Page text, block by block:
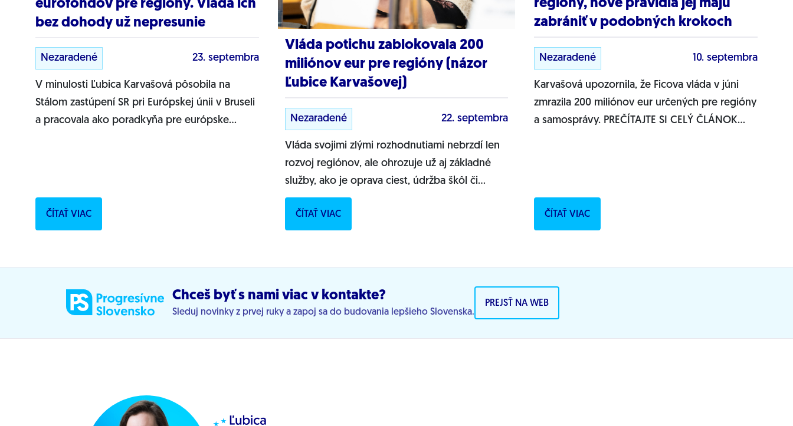
eurofondov pre regióny. Vláda ich
bez dohody už nepresunie
Nezaradené 23. septembra
V minulosti Ľubica Karvašová pôsobila na
Stálom zastúpení SR pri Európskej únii v Bruseli
a pracovala ako poradkyňa pre európske
ČÍTAŤ VIAC
Vláda potichu zablokovala 200
miliónov eur pre regióny (názor
Ľubice Karvašovej)
Nezaradené 22. septembra
Vláda svojimi zlými rozhodnutiami nebrzdí len
rozvoj regiónov, ale ohrozuje už aj základné
služby, ako je oprava ciest, údržba škôl či
sociálna starostlivosť. PREČÍTAJTE SI CELÝ...
ČÍTAŤ VIAC
regióny, nové pravidlá jej majú
zabrániť v podobných krokoch
Nezaradené 10. septembra
Karvašová upozornila, že Ficova vláda v júni
zmrazila 200 miliónov eur určených pre regióny
a samosprávy. PREČÍTAJTE SI CELÝ ČLÁNOK
ČÍTAŤ VIAC
Chceš byť s nami viac v kontakte?
Sleduj novinky z prvej ruky a zapoj sa do budovania lepšieho Slovenska.
PREJSŤ NA WEB